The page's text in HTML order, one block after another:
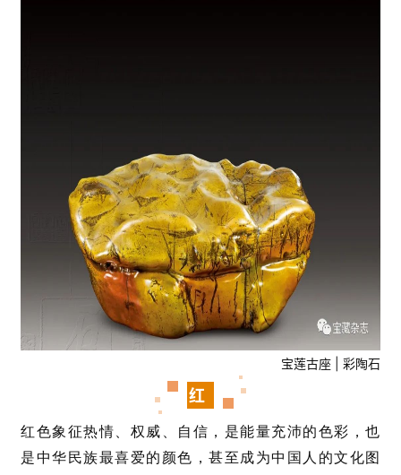
宝莲古座 | 彩陶石
红
红色象征热情、权威、自信，是能量充沛的色彩，也
是中华民族最喜爱的颜色，甚至成为中国人的文化图